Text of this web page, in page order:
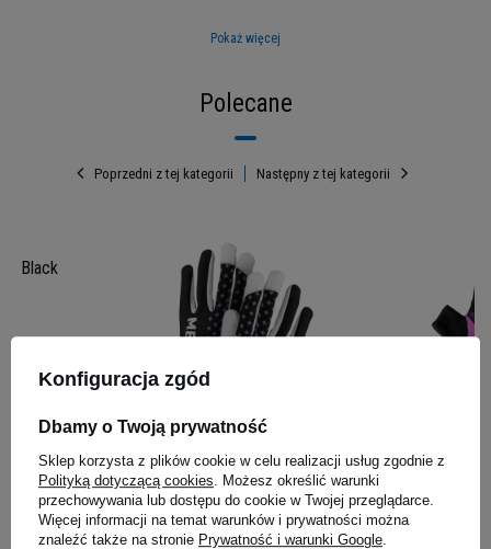
Twój sprzymierzeniec w walce o
suchą masę mięśniową
Suplement diety polecany jako środek
ułatwiający i przyspieszający adaptację
wysiłkową(rozwój masy, siły i wytrzymałości
Pokaż więcej
Polecane
Poprzedni z tej kategorii
N Black
MEX NUTRITION - Mexfit Black
Gloves
34,99 zł
MEX
Następny z tej kategorii
Konfiguracja zgód
Dbamy o Twoją prywatność
Sklep korzysta z plików cookie w celu realizacji usług zgodnie z
Polityką dotyczącą cookies. Możesz określić warunki
przechowywania lub dostępu do cookie w Twojej przeglądarce.
Więcej informacji na temat warunków i prywatności można
znaleźć także na stronie Prywatność i warunki Google.